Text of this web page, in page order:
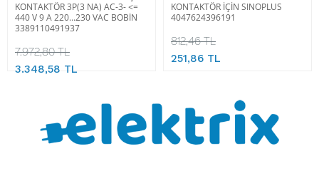
KONTAKTÖR 3P(3 NA) AC-3- <=
440 V 9 A 220...230 VAC BOBİN
3389110491937
7.972,80 TL
3.348,58 TL
KONTAKTÖR İÇİN SINOPLUS
4047624396191
812,46 TL
251,86 TL